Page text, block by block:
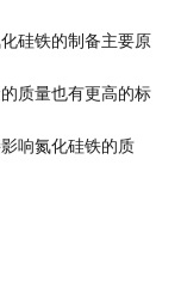
硅铁的制备主要原
质量也有更高的标
响氮化硅铁的质